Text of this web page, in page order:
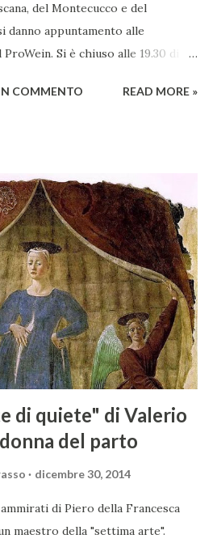
del Montecucco e del
danno appuntamento alle
Si è chiuso alle 19.30 di
Vienna dalla società Wein & Kultur,
Tutela Vini della
e del Morellino di
è stato quello di promuovere
della regione in Austria, un
di crescita è ancora molto alto,
creazione di contatti
locali. Gli organizzatori
austriaco ed esperto di vini e
lingua tedes...
COMMENTO READ MORE »
di quiete" di Valerio
del parto
dicembre 30, 2014
di Piero della Francesca
maestro della "settima arte".